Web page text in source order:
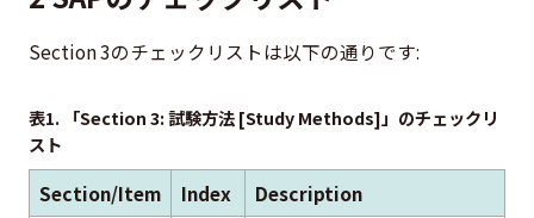
Section 3のチェックリストは以下の通りです:
表1. 「Section 3: 試験方法 [Study Methods]」のチェックリ
スト
Section/Item Index
Description